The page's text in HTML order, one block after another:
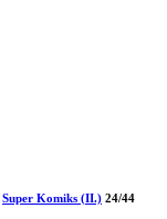
Super Komiks (II.) 24/44